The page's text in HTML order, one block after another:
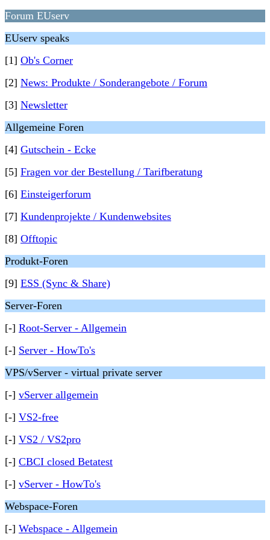
Forum EUserv
EUserv speaks
[1] Ob's Corner
[2] News: Produkte / Sonderangebote / Forum
[3] Newsletter
Allgemeine Foren
[4] Gutschein - Ecke
[5] Fragen vor der Bestellung / Tarifberatung
[6] Einsteigerforum
[7] Kundenprojekte / Kundenwebsites
[8] Offtopic
Produkt-Foren
[9] ESS (Sync & Share)
Server-Foren
[-] Root-Server - Allgemein
[-] Server - HowTo's
VPS/vServer - virtual private server
[-] vServer allgemein
[-] VS2-free
[-] VS2 / VS2pro
[-] CBCI closed Betatest
[-] vServer - HowTo's
Webspace-Foren
[-] Webspace - Allgemein